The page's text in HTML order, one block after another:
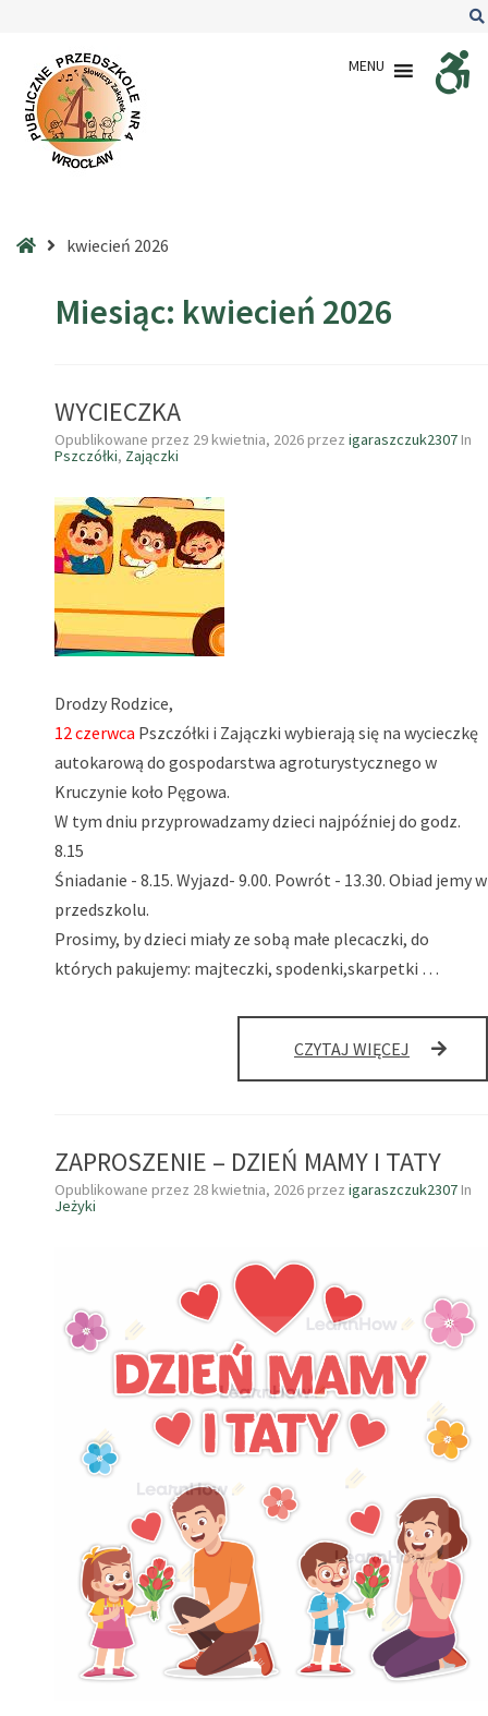
kwiecień
MENU
Stronakwiecień 2026
Miesiąc: kwiecień 2026
WYCIECZKA
Opublikowane przez 29 kwietnia, 2026 przez igaraszczuk2307 In
Pszczółki, Zajączki
Drodzy Rodzice,
12 czerwca Pszczółki i Zajączki wybierają się na wycieczkę
autokarową do gospodarstwa agroturystycznego w
Kruczynie koło Pęgowa.
W tym dniu przyprowadzamy dzieci najpóźniej do godz.
8.15
Śniadanie - 8.15. Wyjazd- 9.00. Powrót - 13.30. Obiad jemy w
przedszkolu.
Prosimy, by dzieci miały ze sobą małe plecaczki, do
których pakujemy: majteczki, spodenki,skarpetki …
CZYTAJ WIĘCEJ
ZAPROSZENIE – DZIEŃ MAMY I TATY
Opublikowane przez 28 kwietnia, 2026 przez igaraszczuk2307 In
Jeżyki